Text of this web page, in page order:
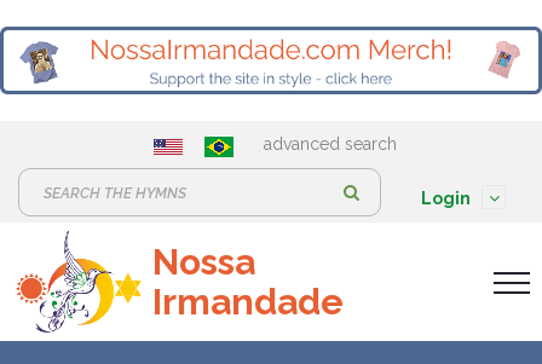
advanced search
e
a
r
Login
Nossa
Irmandade